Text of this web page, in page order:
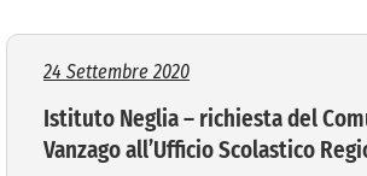
SERVIZI E UTILITA’
24 Settembre 2020
Istituto Neglia – richiesta del
Vanzago all’Ufficio Scolastico